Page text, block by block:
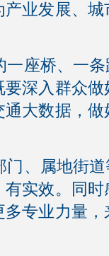
业发展、
一座桥、一
深入群众
大数据，
门、属地街
实效。同
专业力量